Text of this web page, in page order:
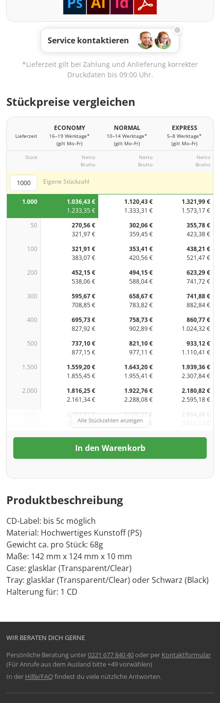
Service kontaktieren
*Lieferzeit gilt bei Zahlung und Anlieferung korrekter
Druckdaten bis 09:00 Uhr.
Stückpreise vergleichen
Lieferzeit
ECONOMY
16–19 Werktage*
(gilt Mo–Fr)
NORMAL
10–14 Werktage*
(gilt Mo–Fr)
EXPRESS
5–8 Werktage*
(gilt Mo–Fr)
Stück
Netto
Brutto
Netto
Brutto
Netto
Brutto
Eigene Stückzahl
1.000
1.036,43 €
1.233,35 €
1.120,43 €
1.333,31 €
1.321,99 €
1.573,17 €
50
270,56 €
321,97 €
302,06 €
359,45 €
355,78 €
423,38 €
100
321,91 €
383,07 €
353,41 €
420,56 €
438,21 €
521,47 €
200
452,15 €
538,06 €
494,15 €
588,04 €
623,29 €
741,72 €
300
595,67 €
708,85 €
658,67 €
783,82 €
741,88 €
882,84 €
400
695,73 €
827,92 €
758,73 €
902,89 €
860,77 €
1.024,32 €
500
737,10 €
877,15 €
821,10 €
977,11 €
933,12 €
1.110,41 €
1.500
1.559,20 €
1.855,45 €
1.643,20 €
1.955,41 €
1.939,36 €
2.307,84 €
2.000
1.816,25 €
2.161,34 €
1.922,76 €
2.288,08 €
2.180,82 €
2.595,18 €
2.487,52 €
2.960,15 €
2.606,05 €
3.101,20 €
Alle Stückzahlen anzeigen
In den Warenkorb
Produktbeschreibung
CD-Label: bis 5c möglich
Material: Hochwertiges Kunstoff (PS)
Gewicht ca. pro Stück: 68g
Maße: 142 mm x 124 mm x 10 mm
Case: glasklar (Transparent/Clear)
Tray: glasklar (Transparent/Clear) oder Schwarz (Black)
Halterung für: 1 CD
WIR BERATEN DICH GERNE
Persönliche Beratung unter0221 677 840 40oder per Kontaktformular
(Für Anrufe aus dem Ausland bitte +49 vorwählen)
In der Hilfe/FAQfindest du viele nützliche Antworten.